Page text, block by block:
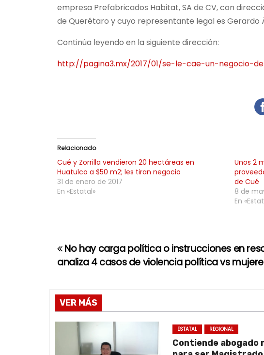
empresa Prefabricados Habitat, SA de CV, con
de Querétaro y cuyo representante legal es Gerardo
Continúa leyendo en la siguiente dirección:
http://pagina3.mx/2017/01/se-le-cae-un-
Relacionado
Cué y Zorrilla vendieron 20 hectáreas en
Huatulco a $50 m2; les tiran negocio
31 de enero de 2017
En «Estatal»
Unos 2
de Cué
8 de
En
N
v
e
No hay carga política o instrucciones en
analiza 4 casos de violencia política vs
VER MÁS
ESTATAL REGIONAL
Contiende abogado